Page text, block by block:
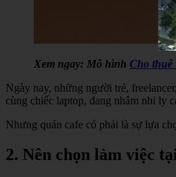
Xem ngay: Mô hình Cho
Ngày nay, những người trẻ,
cùng chiếc laptop, đang nhâm nhi ly
Nhưng quán cafe có phải là sự lựa
2. Nên chọn làm việc